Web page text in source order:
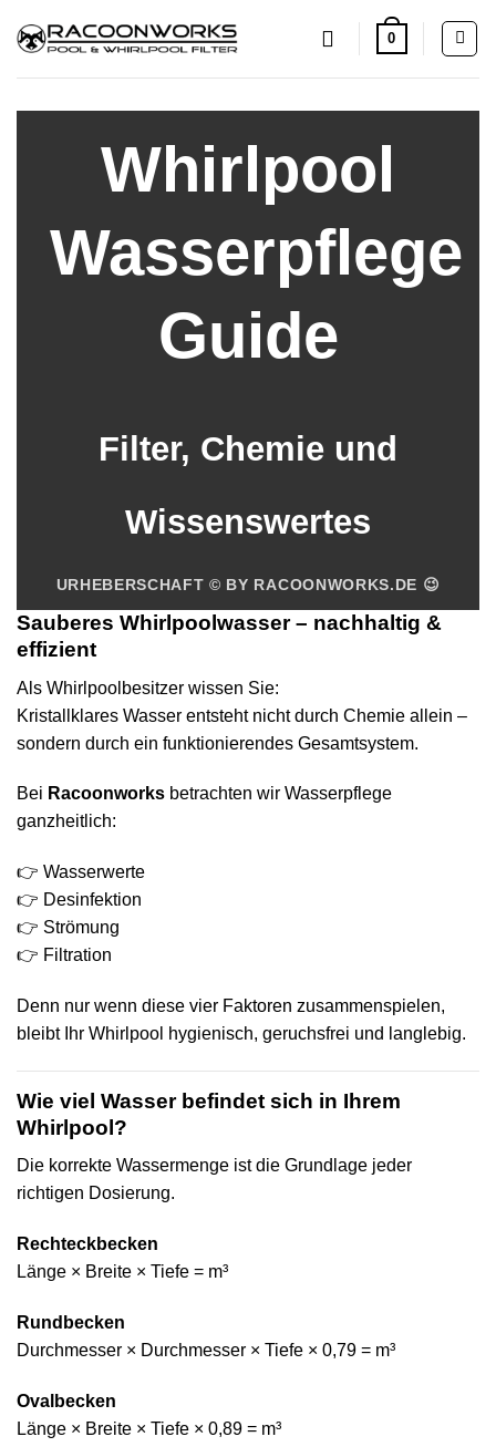
Inhalt
0
Whirlpool
Wasserpflege
Guide
Filter, Chemie und
Wissenswertes
URHEBERSCHAFT © BY RACOONWORKS.DE 😉
Sauberes Whirlpoolwasser – nachhaltig &
effizient
Als Whirlpoolbesitzer wissen Sie:
Kristallklares Wasser entsteht nicht durch Chemie allein –
sondern durch ein funktionierendes Gesamtsystem.
Bei Racoonworks betrachten wir Wasserpflege
ganzheitlich:
👉 Wasserwerte
👉 Desinfektion
👉 Strömung
👉 Filtration
Denn nur wenn diese vier Faktoren zusammenspielen,
bleibt Ihr Whirlpool hygienisch, geruchsfrei und langlebig.
Wie viel Wasser befindet sich in Ihrem
Whirlpool?
Die korrekte Wassermenge ist die Grundlage jeder
richtigen Dosierung.
Rechteckbecken
Länge × Breite × Tiefe = m³
Rundbecken
Durchmesser × Durchmesser × Tiefe × 0,79 = m³
Ovalbecken
Länge × Breite × Tiefe × 0,89 = m³